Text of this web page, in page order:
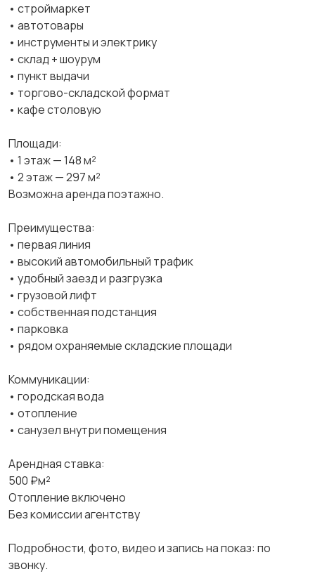
• строймаркет
• автотовары
• инструменты и электрику
• склад + шоурум
• пункт выдачи
• торгово-складской формат
• кафе столовую
Площади:
• 1 этаж — 148 м²
• 2 этаж — 297 м²
Возможна аренда поэтажно.
Преимущества:
• первая линия
• высокий автомобильный трафик
• удобный заезд и разгрузка
• грузовой лифт
• собственная подстанция
• парковка
• рядом охраняемые складские площади
Коммуникации:
• городская вода
• отопление
• санузел внутри помещения
Арендная ставка:
500 ₽м²
Отопление включено
Без комиссии агентству
Подробности, фото, видео и запись на показ: по
звонку.